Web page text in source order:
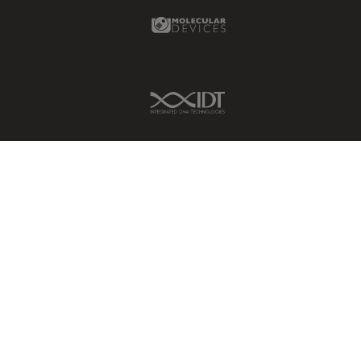
Molecular Devices Link
IDT Link